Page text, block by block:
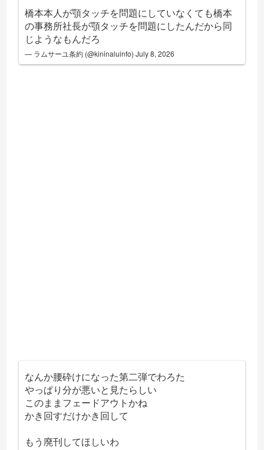
橋本本人が顎タッチを問題にしていなくても橋本
の事務所社長が顎タッチを問題にしたんだから同
じようなもんだろ
— ラムサーユ条約 (@kininaluinfo)July 8, 2026
なんか腰砕けになった第二弾でわろた
やっぱり分が悪いと見たらしい
このままフェードアウトかね
かき回すだけかき回して
もう廃刊してほしいわ